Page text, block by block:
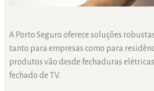
A Porto Seguro oferece soluções
tanto para empresas como para
produtos vão desde fechaduras
fechado de TV.